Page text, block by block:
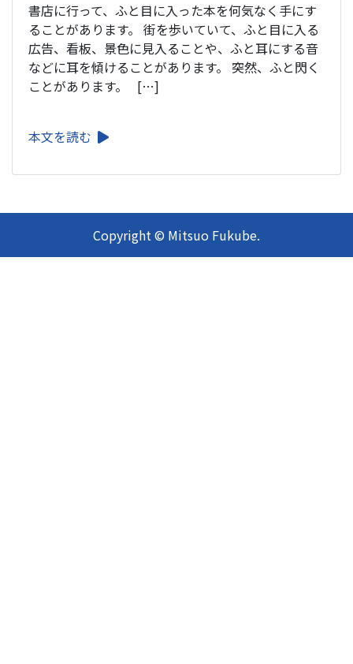
書店に行って、ふと目に入った本を何気なく手にす
ることがあります。 街を歩いていて、ふと目に入る
広告、看板、景色に見入ることや、ふと耳にする音
などに耳を傾けることがあります。 突然、ふと閃く
ことがあります。 […]
本文を読む
Copyright © Mitsuo Fukube.